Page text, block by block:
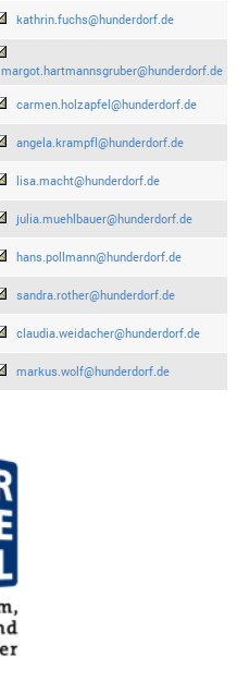
kathrin.fuchs@hunderdorf.de
margot.hartmannsgruber@hunderdorf.de
carmen.holzapfel@hunderdorf.de
angela.krampfl@hunderdorf.de
lisa.macht@hunderdorf.de
julia.muehlbauer@hunderdorf.de
hans.pollmann@hunderdorf.de
sandra.rother@hunderdorf.de
claudia.weidacher@hunderdorf.de
markus.wolf@hunderdorf.de